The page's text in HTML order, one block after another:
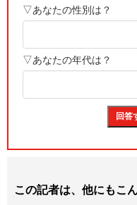
この記者は、他にもこ